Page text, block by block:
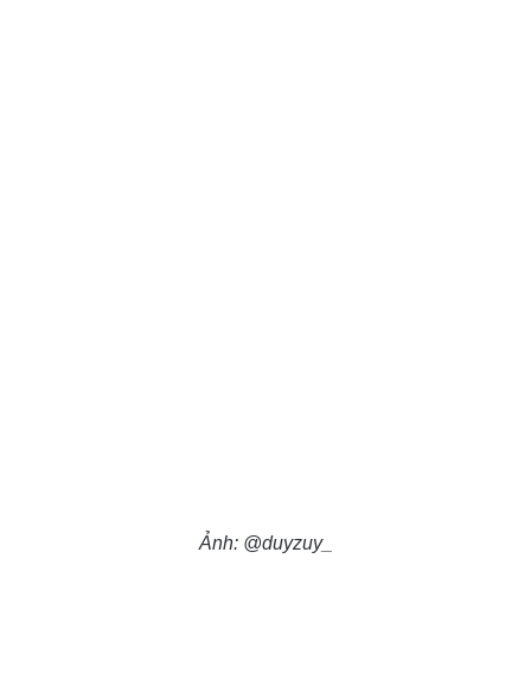
Ảnh: @duyzuy_